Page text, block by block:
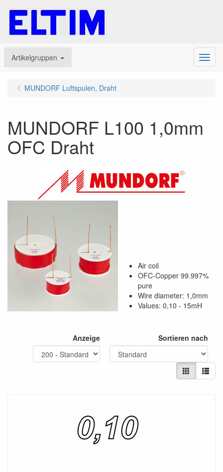
Artikelgruppen Menu
MUNDORF Luftspulen, Draht
MUNDORF L100 1,0mm
OFC Draht
Air coil
OFC-Copper 99.997%
pure
Wire diameter: 1,0mm
Values: 0,10 - 15mH
Anzeige Sortieren nach